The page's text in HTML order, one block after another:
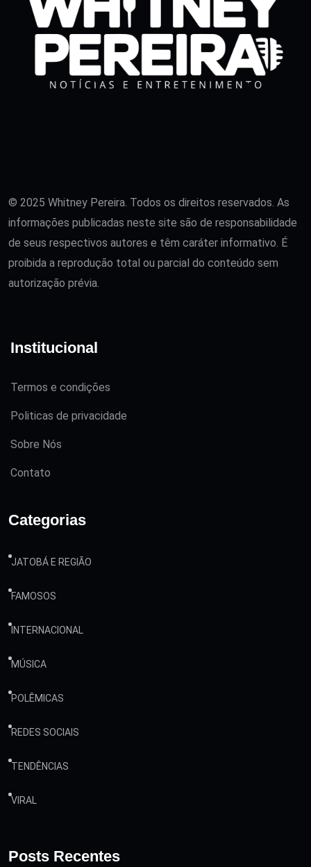
© 2025 Whitney Pereira. Todos os direitos reservados. As
informações publicadas neste site são de responsabilidade
de seus respectivos autores e têm caráter informativo. É
proibida a reprodução total ou parcial do conteúdo sem
autorização prévia.
Institucional
Termos e condições
Politicas de privacidade
Sobre Nós
Contato
Categorias
JATOBÁ E REGIÃO
FAMOSOS
INTERNACIONAL
MÚSICA
POLÊMICAS
REDES SOCIAIS
TENDÊNCIAS
VIRAL
Posts Recentes